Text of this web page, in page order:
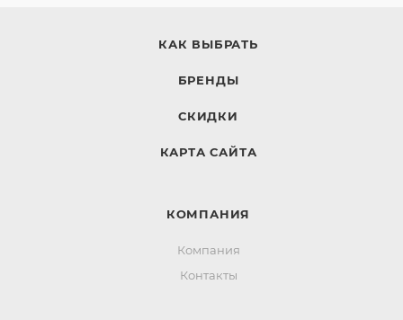
КАК ВЫБРАТЬ
БРЕНДЫ
СКИДКИ
КАРТА САЙТА
КОМПАНИЯ
Компания
Контакты